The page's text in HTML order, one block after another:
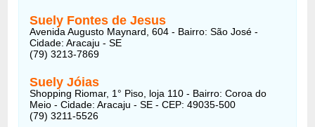
Suely Fontes de Jesus
Avenida Augusto Maynard, 604 - Bairro: São José -
Cidade: Aracaju - SE
(79) 3213-7869
Suely Jóias
Shopping Riomar, 1° Piso, loja 110 - Bairro: Coroa do
Meio - Cidade: Aracaju - SE - CEP: 49035-500
(79) 3211-5526